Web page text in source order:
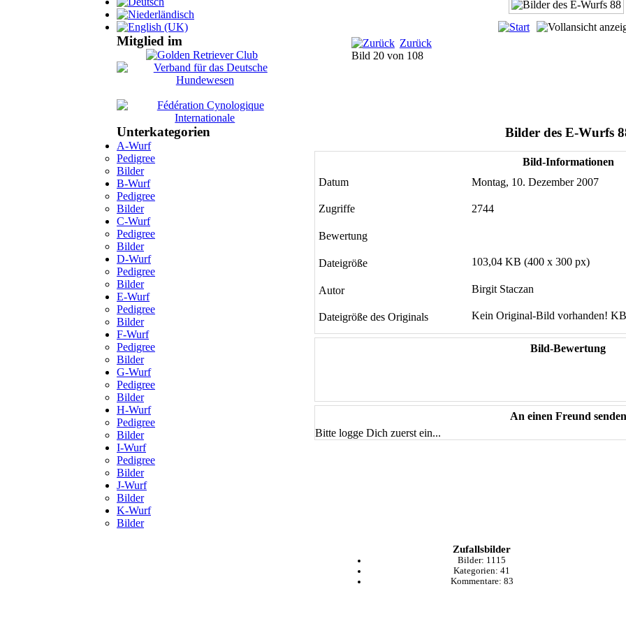
Mitglied im
Unterkategorien
A-Wurf
Pedigree
Bilder
B-Wurf
Pedigree
Bilder
C-Wurf
Pedigree
Bilder
D-Wurf
Pedigree
Bilder
E-Wurf
Pedigree
Bilder
F-Wurf
Pedigree
Bilder
G-Wurf
Pedigree
Bilder
H-Wurf
Pedigree
Bilder
I-Wurf
Pedigree
Bilder
J-Wurf
Bilder
K-Wurf
Bilder
Zurück
Bild 20 von 108
Bilder des E-Wurfs
Bild-Informationen
Datum
Montag, 10. Dezember 2007
Zugriffe 2744
Bewertung
Dateigröße 103,04 KB (400 x 300 px)
Autor Birgit Staczan
Dateigröße des Originals Kein Original-Bild vorhanden!
Bild-Bewertung
An einen Freund senden
Bitte logge Dich zuerst ein...
Zufallsbilder
Bilder: 1115
Kategorien: 41
Kommentare: 83